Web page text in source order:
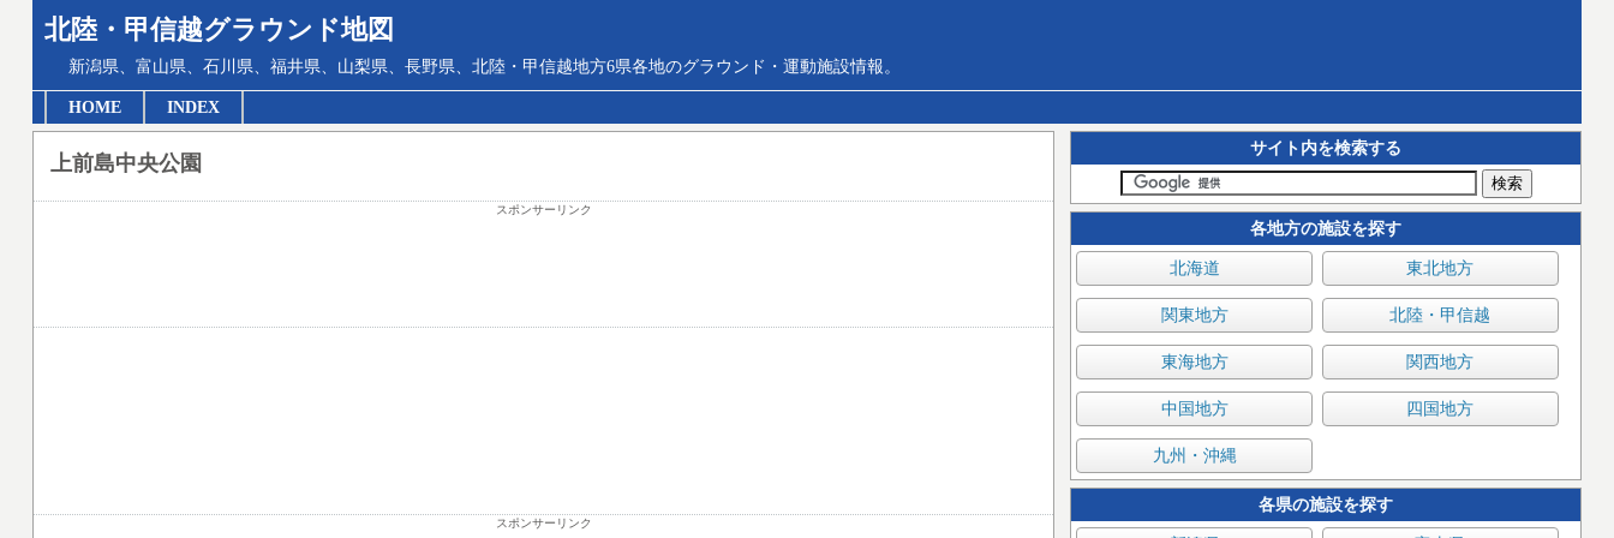
北陸・甲信越グラウンド地図
新潟県、富山県、石川県、福井県、山梨県、長野県、北陸・甲信越地方6県各地のグラウンド・運動施設情報。
HOME INDEX
サイト内を検索する
各地方の施設を探す
北海道 東北地方
関東地方 北陸・甲信越
東海地方 関西地方
中国地方 四国地方
九州・沖縄
各県の施設を探す
上前島中央公園
スポンサーリンク
スポンサーリンク